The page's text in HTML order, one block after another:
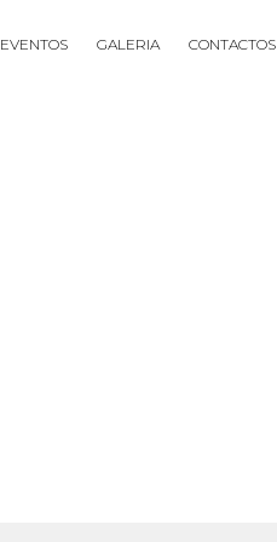
EVENTOS GALERIA CONTACTOS